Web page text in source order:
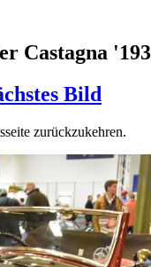
Castagna
Bild
zurückzukehren.